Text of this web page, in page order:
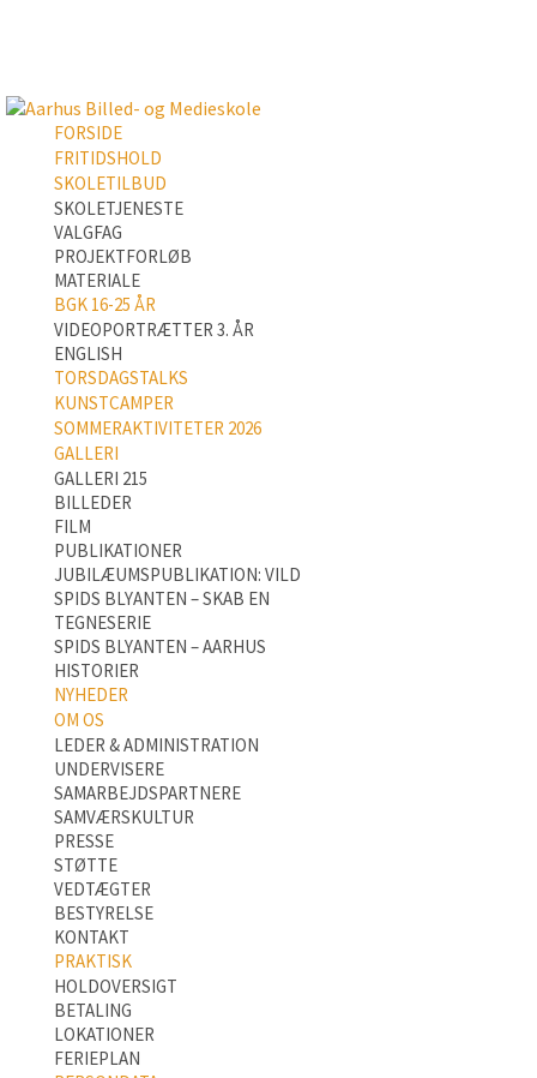
FORSIDE
FRITIDSHOLD
SKOLETILBUD
SKOLETJENESTE
VALGFAG
PROJEKTFORLØB
MATERIALE
BGK 16-25 ÅR
VIDEOPORTRÆTTER 3. ÅR
ENGLISH
TORSDAGSTALKS
KUNSTCAMPER
SOMMERAKTIVITETER 2026
GALLERI
GALLERI 215
BILLEDER
FILM
PUBLIKATIONER
JUBILÆUMSPUBLIKATION: VILD
SPIDS BLYANTEN – SKAB EN
TEGNESERIE
SPIDS BLYANTEN – AARHUS
HISTORIER
NYHEDER
OM OS
LEDER & ADMINISTRATION
UNDERVISERE
SAMARBEJDSPARTNERE
SAMVÆRSKULTUR
PRESSE
STØTTE
VEDTÆGTER
BESTYRELSE
KONTAKT
PRAKTISK
HOLDOVERSIGT
BETALING
LOKATIONER
FERIEPLAN